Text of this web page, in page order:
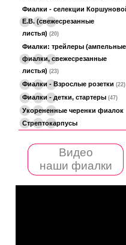
Фиалки - селекции
Е.В. (свежесрезанные
листья) (20)
Фиалки: трейлеры (ампельные
фиалки, свежесрезанные
листья) (23)
Фиалки - Взрослые розетки (22)
Фиалки - детки, стартеры (47)
Укорененные черенки фиалок
Стрептокарпусы
Видео
наши фиалки